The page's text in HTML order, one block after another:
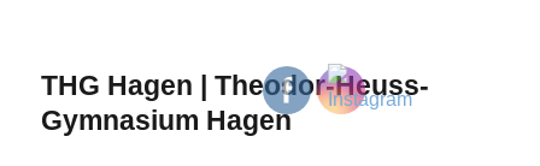
THG Hagen | Theodor-Heuss-
Gymnasium Hagen